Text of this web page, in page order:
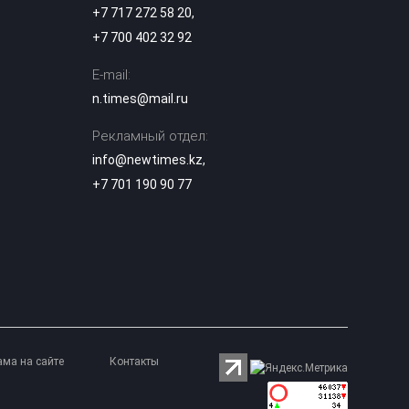
список
поступивших
блогер Даша
Дошик получила
станцевала под
песню Шамана
+7 717 272 58 20,
+7 700 402 32 92
E-mail:
n.times@mail.ru
Рекламный отдел:
info@newtimes.kz,
+7 701 190 90 77
на сайте Контакты